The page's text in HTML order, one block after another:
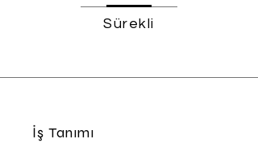
Sürekli
İş Tanımı